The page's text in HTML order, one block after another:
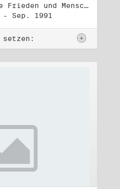
Titel: Initiative Frieden und Menschenrechte (3)
- Sep. 1991